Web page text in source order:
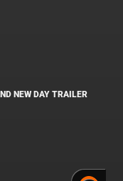
NEW DAY TRAILER